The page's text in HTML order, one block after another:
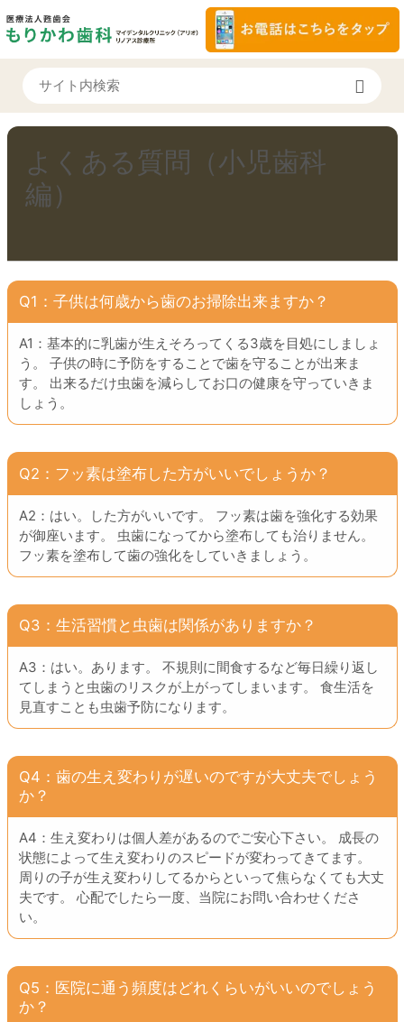
よくある質問（小児歯科
編）
Q1：子供は何歳から歯のお掃除出来ますか？
A1：基本的に乳歯が生えそろってくる3歳を目処にしましょ
う。 子供の時に予防をすることで歯を守ることが出来ま
す。 出来るだけ虫歯を減らしてお口の健康を守っていきま
しょう。
Q2：フッ素は塗布した方がいいでしょうか？
A2：はい。した方がいいです。 フッ素は歯を強化する効果
が御座います。 虫歯になってから塗布しても治りません。
フッ素を塗布して歯の強化をしていきましょう。
Q3：生活習慣と虫歯は関係がありますか？
A3：はい。あります。 不規則に間食するなど毎日繰り返し
てしまうと虫歯のリスクが上がってしまいます。 食生活を
見直すことも虫歯予防になります。
Q4：歯の生え変わりが遅いのですが大丈夫でしょう
か？
A4：生え変わりは個人差があるのでご安心下さい。 成長の
状態によって生え変わりのスピードが変わってきてます。
周りの子が生え変わりしてるからといって焦らなくても大丈
夫です。 心配でしたら一度、当院にお問い合わせくださ
い。
Q5：医院に通う頻度はどれくらいがいいのでしょう
か？